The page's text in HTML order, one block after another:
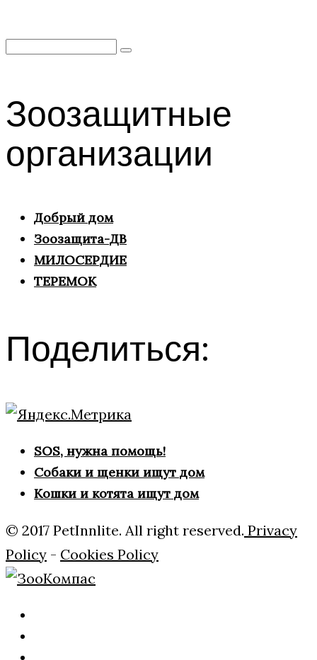
Search
Зоозащитные
организации
Добрый дом
Зоозащита-ДВ
МИЛОСЕРДИЕ
ТЕРЕМОК
Поделиться:
SOS, нужна помощь!
Собаки и щенки ищут дом
Кошки и котята ищут дом
© 2017 PetInnlite. All right reserved. Privacy
Policy - Cookies Policy